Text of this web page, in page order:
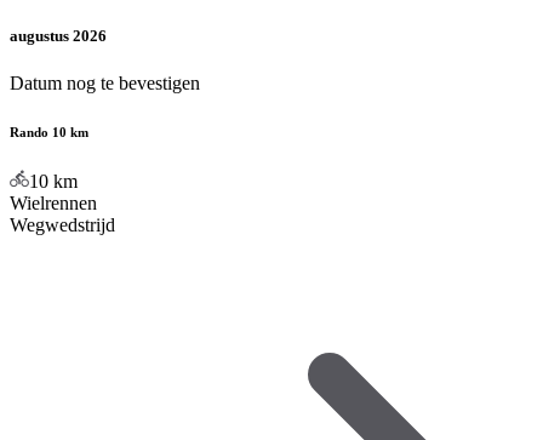
augustus 2026
Datum nog te bevestigen
Rando 10 km
10 km
Wielrennen
Wegwedstrijd